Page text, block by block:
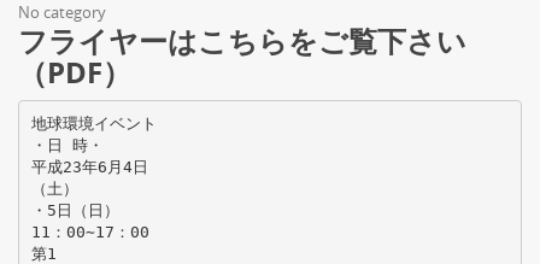
No category
フライヤーはこちらをご覧下さい
（PDF）
地球環境イベント
・日 時・
平成23年6月4日
（土）
・5日（日）
11：00∼17：00
第1